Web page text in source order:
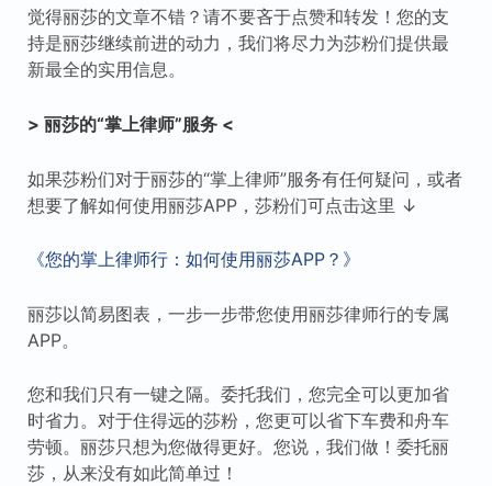
觉得丽莎的文章不错？请不要吝于点赞和转发！您的支
持是丽莎继续前进的动力，我们将尽力为莎粉们提供最
新最全的实用信息。
> 丽莎的“掌上律师”服务 <
如果莎粉们对于丽莎的“掌上律师”服务有任何疑问，或者
想要了解如何使用丽莎APP，莎粉们可点击这里 ↓
《您的掌上律师行：如何使用丽莎APP？》
丽莎以简易图表，一步一步带您使用丽莎律师行的专属
APP。
您和我们只有一键之隔。委托我们，您完全可以更加省
时省力。对于住得远的莎粉，您更可以省下车费和舟车
劳顿。丽莎只想为您做得更好。您说，我们做！委托丽
莎，从来没有如此简单过！